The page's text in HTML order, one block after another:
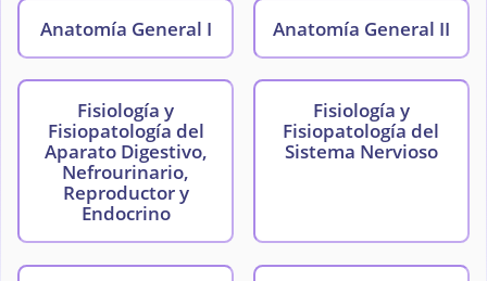
Anatomía General I Anatomía General II
Fisiología y
Fisiopatología del
Aparato Digestivo,
Nefrourinario,
Reproductor y
Endocrino
Fisiología y
Fisiopatología del
Sistema Nervioso